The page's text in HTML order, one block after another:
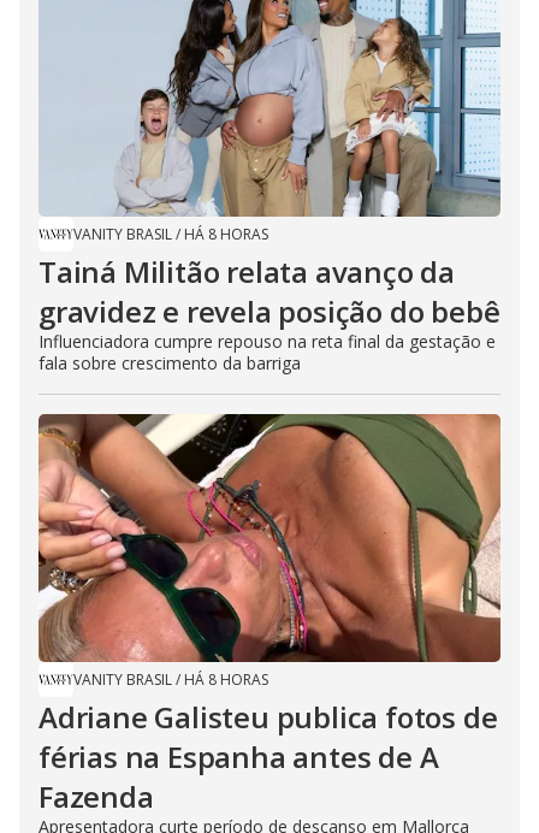
VANITY BRASIL/ HÁ 8 HORAS
Tainá Militão relata avanço da
gravidez e revela posição do bebê
Influenciadora cumpre repouso na reta final da gestação e
fala sobre crescimento da barriga
VANITY BRASIL/ HÁ 8 HORAS
Adriane Galisteu publica fotos de
férias na Espanha antes de A
Fazenda
Apresentadora curte período de descanso em Mallorca